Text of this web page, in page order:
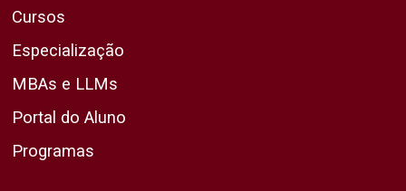
Cursos
Especialização
MBAs e LLMs
Portal do Aluno
Programas